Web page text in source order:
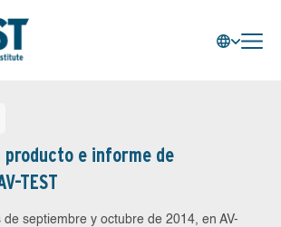
producto e informe de
TEST
de septiembre y octubre de 2014, en AV-